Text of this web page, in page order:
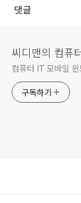
댓글
씨디맨의 컴퓨
컴퓨터 IT 모바일
구독하기